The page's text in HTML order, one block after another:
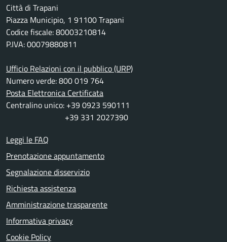
Città di Trapani
Piazza Municipio, 1 91100 Trapani
Codice fiscale: 80003210814
P.IVA: 00079880811
Ufficio Relazioni con il pubblico (URP)
Numero verde: 800 019 764
Posta Elettronica Certificata
Centralino unico: +39 0923 590111
+39 331 2027390
Leggi le FAQ
Prenotazione appuntamento
Segnalazione disservizio
Richiesta assistenza
Amministrazione trasparente
Informativa privacy
Cookie Policy